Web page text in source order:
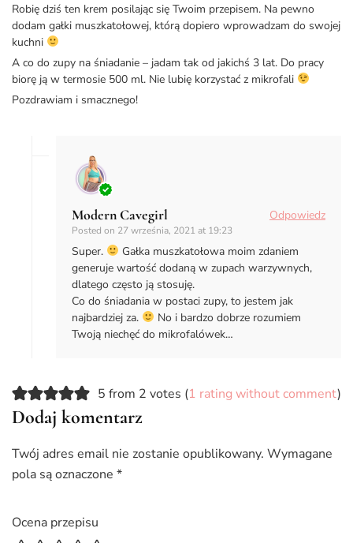
Robię dziś ten krem posilając się Twoim przepisem. Na pewno
dodam gałki muszkatołowej, którą dopiero wprowadzam do swojej
kuchni
A co do zupy na śniadanie – jadam tak od jakichś 3 lat. Do pracy
biorę ją w termosie 500 ml. Nie lubię korzystać z mikrofali
Pozdrawiam i smacznego!
Modern Cavegirl
Posted on 27 września, 2021 at 19:23
Odpowiedz
Super.
Gałka muszkatołowa moim zdaniem
generuje wartość dodaną w zupach warzywnych,
dlatego często ją stosuję.
Co do śniadania w postaci zupy, to jestem jak
najbardziej za.
No i bardzo dobrze rozumiem
Twoją niechęć do mikrofalówek…
5 from 2 votes (1 rating without comment)
Dodaj komentarz
Twój adres email nie zostanie opublikowany. Wymagane
pola są oznaczone *
Ocena przepisu